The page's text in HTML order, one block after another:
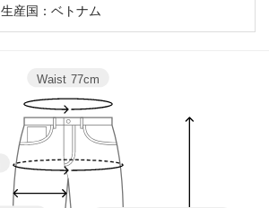
生産国：ベトナム
Waist 77cm